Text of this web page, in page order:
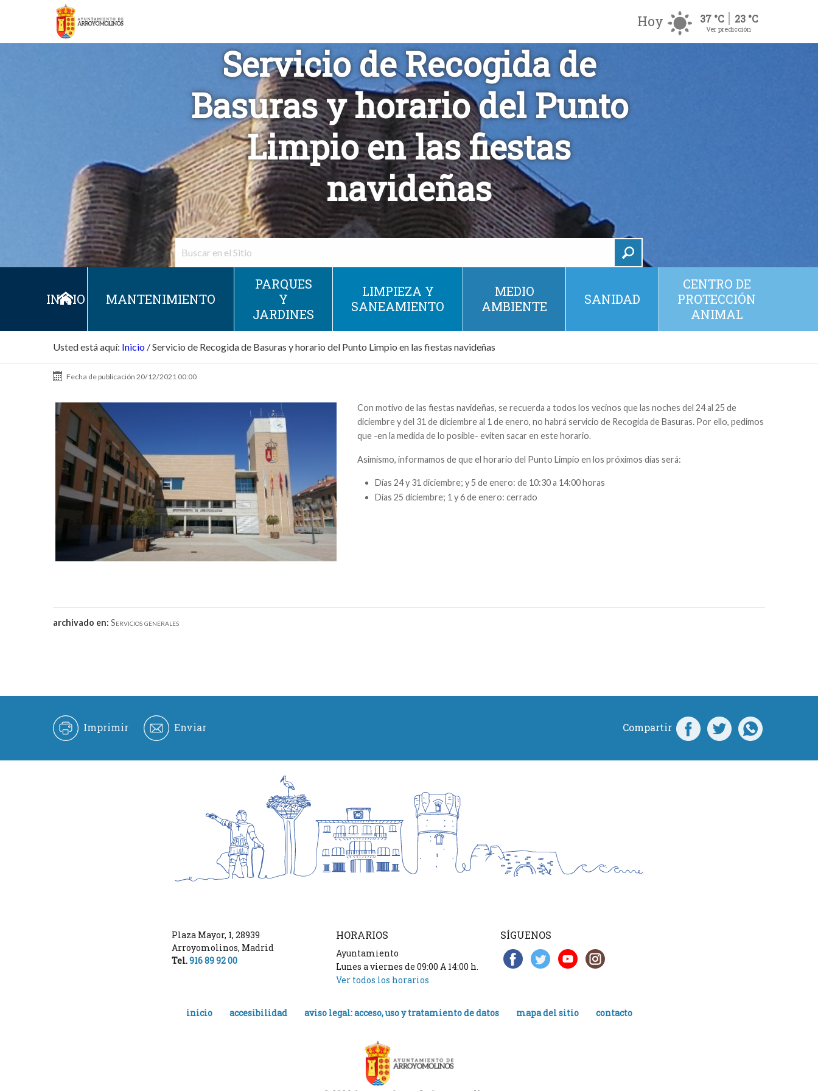
Hoy 37 °C 23 °C
Ver predicción
Servicio de Recogida de
Basuras y horario del Punto
Limpio en las fiestas
navideñas
INICIO MANTENIMIENTO
PARQUES
Y
JARDINES
LIMPIEZA Y
SANEAMIENTO
MEDIO
AMBIENTE
SANIDAD
CENTRO DE
PROTECCIÓN
ANIMAL
Usted está aquí: Inicio /Servicio de Recogida de Basuras y horario del Punto Limpio en las fiestas navideñas
Fecha de publicación 20/12/2021 00:00
Con motivo de las fiestas navideñas, se recuerda a todos los vecinos que las noches del 24 al 25 de
diciembre y del 31 de diciembre al 1 de enero, no habrá servicio de Recogida de Basuras. Por ello, pedimos
que -en la medida de lo posible- eviten sacar en este horario.
Asimismo, informamos de que el horario del Punto Limpio en los próximos días será:
Días 24 y 31 diciembre; y 5 de enero: de 10:30 a 14:00 horas
Días 25 diciembre; 1 y 6 de enero: cerrado
archivado en: Servicios generales
Imprimir Enviar Compartir
Plaza Mayor, 1, 28939
Arroyomolinos, Madrid
Tel.916 89 92 00
HORARIOS
Ayuntamiento
Lunes a viernes de 09:00 A 14:00 h.
Ver todos los horarios
SÍGUENOS
inicio accesibilidad aviso legal: acceso, uso y tratamiento de datos mapa del sitio contacto